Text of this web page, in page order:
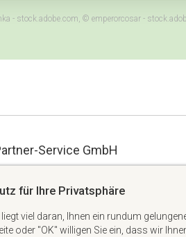
- stock.adobe.com, © emperorcosar -
Service GmbH
6982738
63322 Rödermark
für Ihre Privatsphäre
liegt viel daran, Ihnen ein rundum
oder "OK" willigen Sie ein, dass wir